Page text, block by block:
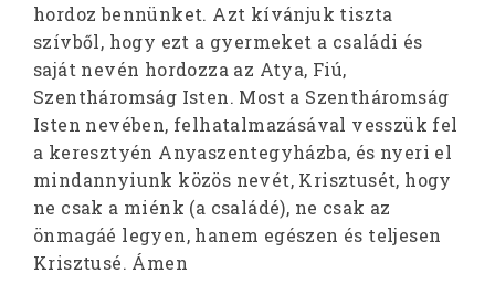
hordoz bennünket. Azt kívánjuk tiszta
szívből, hogy ezt a gyermeket a családi és
saját nevén hordozza az Atya, Fiú,
Szentháromság Isten. Most a Szentháromság
Isten nevében, felhatalmazásával vesszük fel
a keresztyén Anyaszentegyházba, és nyeri el
mindannyiunk közös nevét, Krisztusét, hogy
ne csak a miénk (a családé), ne csak az
önmagáé legyen, hanem egészen és teljesen
Krisztusé. Ámen